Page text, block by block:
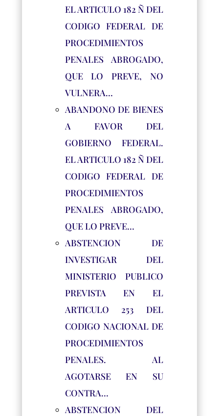
EL ARTICULO 182 Ñ DEL
CODIGO FEDERAL DE
PROCEDIMIENTOS
PENALES ABROGADO,
QUE LO PREVE, NO
VULNERA…
ABANDONO DE BIENES
A FAVOR DEL
GOBIERNO FEDERAL.
EL ARTICULO 182 Ñ DEL
CODIGO FEDERAL DE
PROCEDIMIENTOS
PENALES ABROGADO,
QUE LO PREVE…
ABSTENCION DE
INVESTIGAR DEL
MINISTERIO PUBLICO
PREVISTA EN EL
ARTICULO 253 DEL
CODIGO NACIONAL DE
PROCEDIMIENTOS
PENALES. AL
AGOTARSE EN SU
CONTRA…
ABSTENCION DEL